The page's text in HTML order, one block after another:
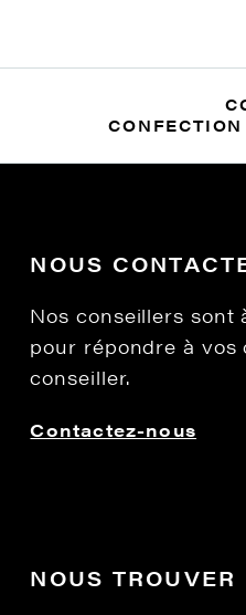
NOUS
Nos conseillers sont
pour répondre à vos
conseiller.
Contactez-nous
NOUS TROUVER